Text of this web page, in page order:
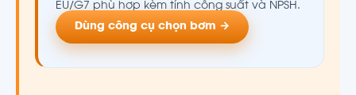
EU/G7 phù hợp kèm tính công suất và NPSH.
Dùng công cụ chọn bơm →